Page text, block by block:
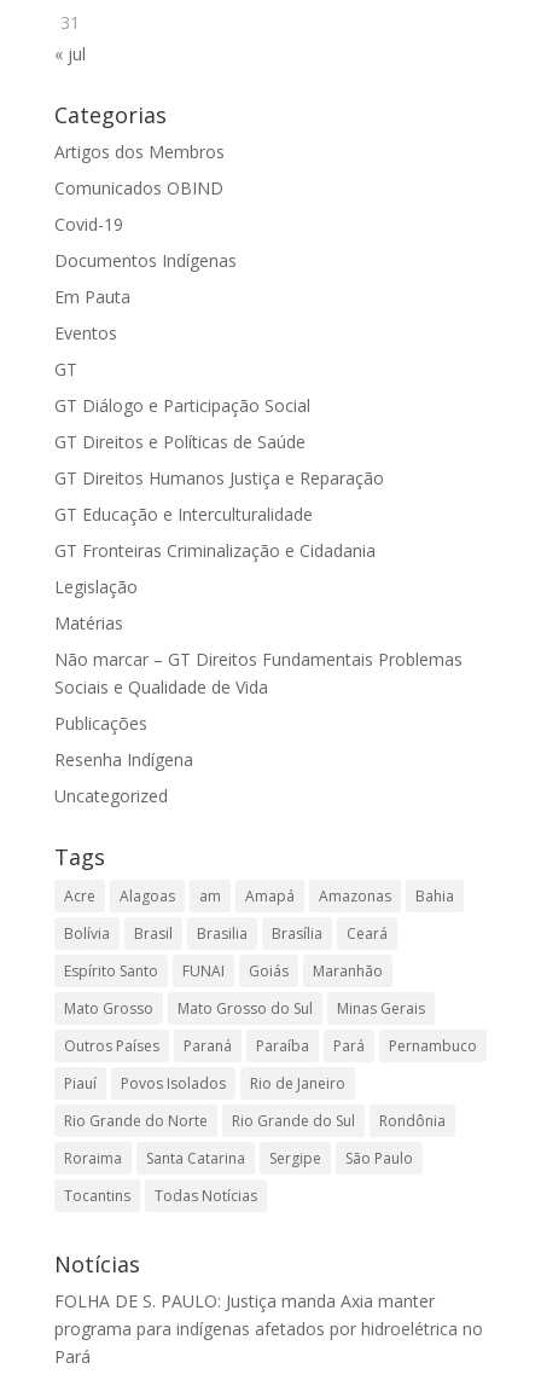
31
« jul
Categorias
Artigos dos Membros
Comunicados OBIND
Covid-19
Documentos Indígenas
Em Pauta
Eventos
GT
GT Diálogo e Participação Social
GT Direitos e Políticas de Saúde
GT Direitos Humanos Justiça e Reparação
GT Educação e Interculturalidade
GT Fronteiras Criminalização e Cidadania
Legislação
Matérias
Não marcar – GT Direitos Fundamentais Problemas
Sociais e Qualidade de Vida
Publicações
Resenha Indígena
Uncategorized
Tags
Acre Alagoas am Amapá Amazonas
Bahia
Bolívia
Brasil Brasilia Brasília
Ceará
Espírito Santo
FUNAI Goiás
Maranhão
Mato Grosso
Mato Grosso do Sul
Minas Gerais
Outros Países
Paraná Paraíba Pará
Pernambuco
Piauí
Povos Isolados
Rio de Janeiro
Rio Grande do Norte
Rio Grande do Sul
Rondônia
Roraima
Santa Catarina Sergipe
São Paulo
Tocantins
Todas Notícias
Notícias
FOLHA DE S. PAULO: Justiça manda Axia manter
programa para indígenas afetados por hidroelétrica no
Pará